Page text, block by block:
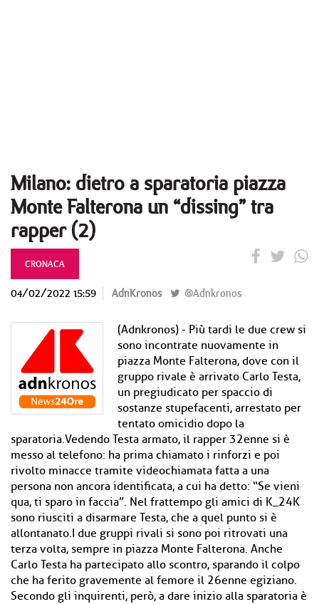
Milano: dietro a sparatoria piazza
Monte Falterona un “dissing” tra
rapper (2)
CRONACA
04/02/2022 15:59 AdnKronos @Adnkronos
(Adnkronos) - Più tardi le due crew si
sono incontrate nuovamente in
piazza Monte Falterona, dove con il
gruppo rivale è arrivato Carlo Testa,
un pregiudicato per spaccio di
sostanze stupefacenti, arrestato per
tentato omicidio dopo la
sparatoria.Vedendo Testa armato, il rapper 32enne si è
messo al telefono: ha prima chiamato i rinforzi e poi
rivolto minacce tramite videochiamata fatta a una
persona non ancora identificata, a cui ha detto: “Se vieni
qua, ti sparo in faccia”. Nel frattempo gli amici di K_24K
sono riusciti a disarmare Testa, che a quel punto si è
allontanato.I due gruppi rivali si sono poi ritrovati una
terza volta, sempre in piazza Monte Falterona. Anche
Carlo Testa ha partecipato allo scontro, sparando il colpo
che ha ferito gravemente al femore il 26enne egiziano.
Secondo gli inquirenti, però, a dare inizio alla sparatoria è